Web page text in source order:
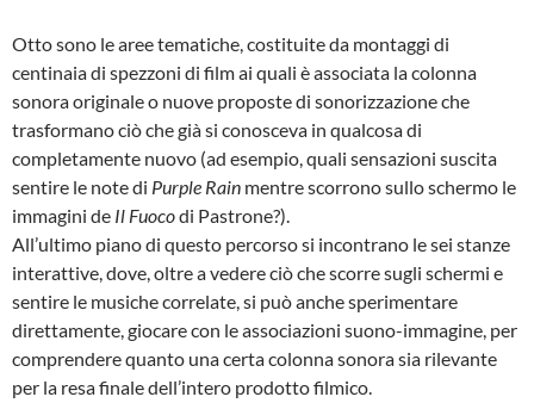
Otto sono le aree tematiche, costituite da montaggi di
centinaia di spezzoni di film ai quali è associata la colonna
sonora originale o nuove proposte di sonorizzazione che
trasformano ciò che già si conosceva in qualcosa di
completamente nuovo (ad esempio, quali sensazioni suscita
sentire le note di Purple Rain mentre scorrono sullo schermo le
immagini de Il Fuocodi Pastrone?).
All’ultimo piano di questo percorso si incontrano le sei stanze
interattive, dove, oltre a vedere ciò che scorre sugli schermi e
sentire le musiche correlate, si può anche sperimentare
direttamente, giocare con le associazioni suono-immagine, per
comprendere quanto una certa colonna sonora sia rilevante
per la resa finale dell’intero prodotto filmico.